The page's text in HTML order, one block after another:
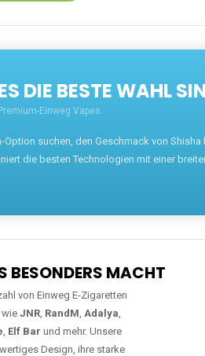
DIE BESTE WAHL
Einweg Vapes.
suchen, den Geschmack von
die besten Technologien mit einer
BESONDERS MACHT
von Einweg E-Zigaretten
wie JNR, RandM, Adalya,
, Elf Bar und mehr. Unsere
Design, ihre starke